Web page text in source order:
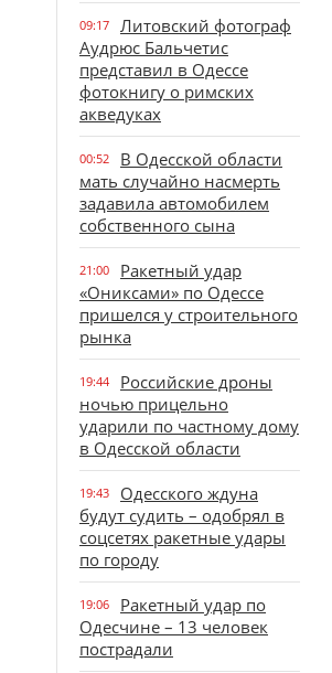
09:17
Литовский фотограф
Аудрюс Бальчетис
представил в Одессе
фотокнигу о римских
акведуках
00:52
В Одесской области
мать случайно насмерть
задавила автомобилем
собственного сына
21:00
Ракетный удар
«Ониксами» по Одессе
пришелся у строительного
рынка
19:44
Российские дроны
ночью прицельно
ударили по частному дому
в Одесской области
19:43
Одесского ждуна
будут судить – одобрял в
соцсетях ракетные удары
по городу
19:06
Ракетный удар по
Одесчине – 13 человек
пострадали